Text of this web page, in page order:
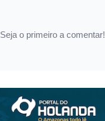
Seja o primeiro a comentar!